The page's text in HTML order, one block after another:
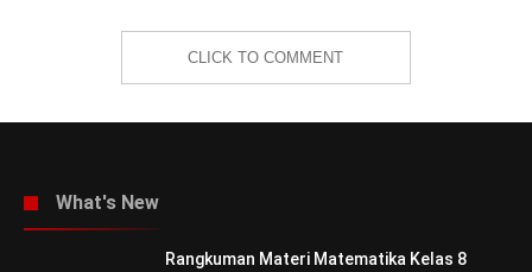
CLICK TO COMMENT
What's New
Rangkuman Materi Matematika Kelas 8